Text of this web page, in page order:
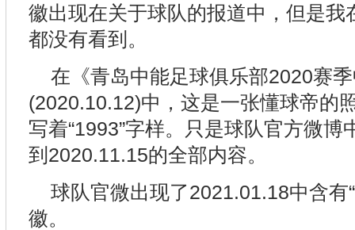
徽出现在关于球队的报道中，但是我
都没有看到。
在《青岛中能足球俱乐部2020赛
(2020.10.12)中，这是一张懂球帝的
写着“1993”字样。只是球队官方微
到2020.11.15的全部内容。
球队官微出现了2021.01.18中含有
徽。